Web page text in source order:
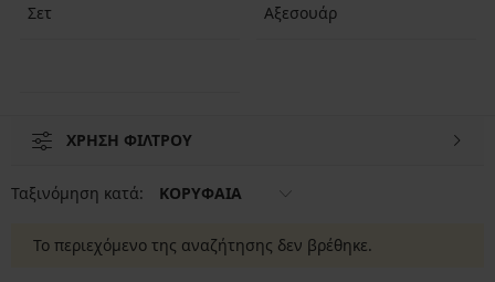
Σετ Αξεσουάρ
ΧΡΗΣΗ ΦΙΛΤΡΟΥ
Ταξινόμηση κατά: ΚΟΡΥΦΑΙΑ
Το περιεχόμενο της αναζήτησης δεν βρέθηκε.